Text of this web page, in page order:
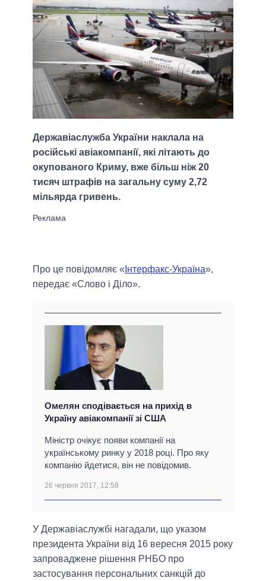
Державіаслужба України наклала на
російські авіакомпанії, які літають до
окупованого Криму, вже більш ніж 20
тисяч штрафів на загальну суму 2,72
мільярда гривень.
Про це повідомляє « Інтерфакс-Україна»,
передає «Слово і Діло».
Омелян сподівається на прихід в
Україну авіакомпанії зі США
Міністр очікує появи компанії на
українському ринку у 2018 році. Про яку
компанію йдетися, він не повідомив.
26 червня 2017, 12:58
У Державіаслужбі нагадали, що указом
президента України від 16 вересня 2015 року
запроваджене рішення РНБО про
застосування персональних санкцій до